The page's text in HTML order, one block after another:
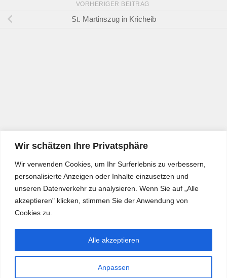
Wir schätzen Ihre Privatsphäre
Wir verwenden Cookies, um Ihr Surferlebnis zu verbessern,
personalisierte Anzeigen oder Inhalte einzusetzen und
unseren Datenverkehr zu analysieren. Wenn Sie auf „Alle
akzeptieren" klicken, stimmen Sie der Anwendung von
Cookies zu.
Anpassen
Alle akzeptieren
VORHERIGER BEITRAG
St. Martinszug in Kricheib